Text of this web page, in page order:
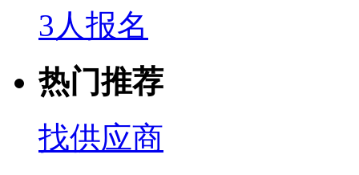
3人报名
热门推荐
找供应商